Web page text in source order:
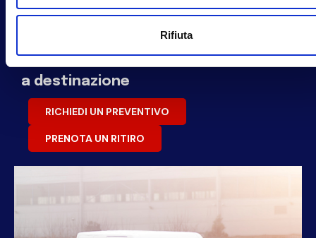
Rifiuta
Porta il tuo business
a destinazione
RICHIEDI UN PREVENTIVO
PRENOTA UN RITIRO